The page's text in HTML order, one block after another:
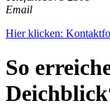
Email
Hier klicken:
So